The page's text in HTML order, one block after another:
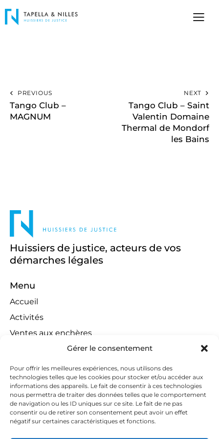
Gérer le consentement
Pour offrir les meilleures expériences, nous utilisons des
technologies telles que les cookies pour stocker et/ou accéder aux
informations des appareils. Le fait de consentir à ces technologies
nous permettra de traiter des données telles que le comportement
de navigation ou les ID uniques sur ce site. Le fait de ne pas
consentir ou de retirer son consentement peut avoir un effet
négatif sur certaines caractéristiques et fonctions.
PREVIOUS
Tango Club –
MAGNUM
NEXT
Tango Club – Saint
Valentin Domaine
Thermal de Mondorf
les Bains
Huissiers de justice, acteurs de vos
démarches légales
Menu
Accueil
Activités
Ventes aux enchères
Compétences territoriales
Jeux concours
Liens
Contact
Contactez-nous
huissiers@tapella-nilles.lu